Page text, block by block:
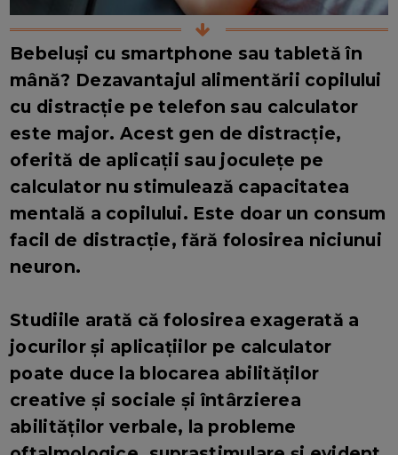
Bebeluși cu smartphone sau tabletă în
mână? Dezavantajul alimentării copilului
cu distracție pe telefon sau calculator
este major. Acest gen de distracție,
oferită de aplicații sau joculețe pe
calculator nu stimulează capacitatea
mentală a copilului. Este doar un consum
facil de distracție, fără folosirea niciunui
neuron.
Studiile arată că folosirea exagerată a
jocurilor și aplicațiilor pe calculator
poate duce la blocarea abilităților
creative și sociale și întârzierea
abilităților verbale, la probleme